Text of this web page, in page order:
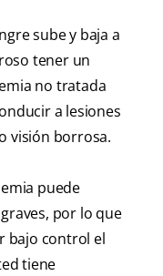
sube y baja a
tener un
no tratada
a lesiones
visión borrosa.
puede
por lo que
bajo control el
tiene